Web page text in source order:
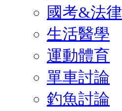
國考&法律
生活醫學
運動體育
單車討論
釣魚討論